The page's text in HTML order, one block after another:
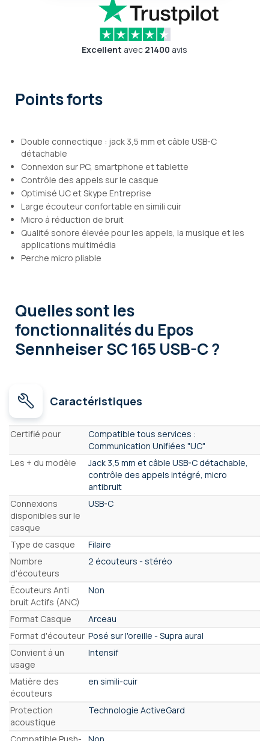
Excellent avec 21400 avis
Points forts
Double connectique : jack 3,5 mm et câble USB-C
détachable
Connexion sur PC, smartphone et tablette
Contrôle des appels sur le casque
Optimisé UC et Skype Entreprise
Large écouteur confortable en simili cuir
Micro à réduction de bruit
Qualité sonore élevée pour les appels, la musique et les
applications multimédia
Perche micro pliable
Quelles sont les
fonctionnalitésdu Epos
Sennheiser SC 165 USB-C ?
Caractéristiques
Caractéristiques
Certifié pour
Compatible tous services :
Communication Unifiées "UC"
Les + du modèle
Jack 3,5 mm et câble USB-C détachable,
contrôle des appels intégré, micro
antibruit
Connexions
disponibles sur le
casque
USB-C
Type de casque
Filaire
Nombre
d'écouteurs
2 écouteurs - stéréo
Écouteurs Anti
bruit Actifs (ANC)
Non
Format Casque
Arceau
Format d'écouteur Posé sur l'oreille - Supra aural
Convient à un
usage
Intensif
Matière des
écouteurs
en simili-cuir
Protection
acoustique
Technologie ActiveGard